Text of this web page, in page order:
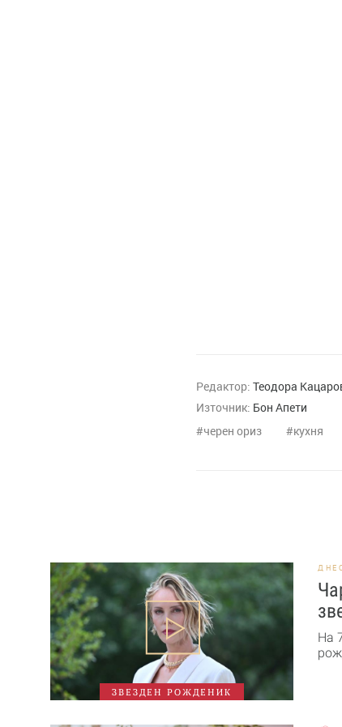
Редактор: Теодора
Източник: Бон Апети
черен ориз
кухня
ЗВЕЗДЕН РОЖДЕНИК
На